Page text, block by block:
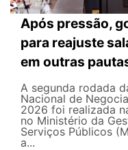
Após pressão,
para reajuste
em outras
A segunda rodada
Nacional de
2026 foi realizada
no Ministério da
Serviços Públicos
a...